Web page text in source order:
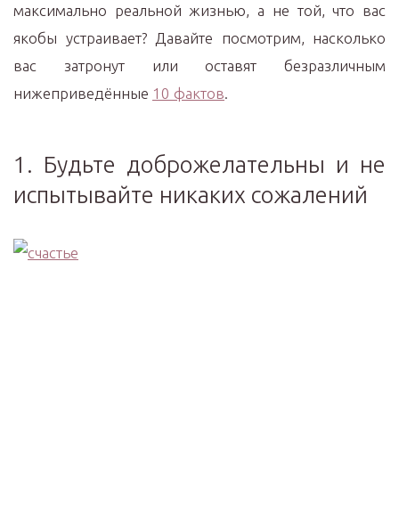
максимально реальной жизнью, а не той, что вас
якобы устраивает? Давайте посмотрим, насколько
вас затронут или оставят безразличным
нижеприведённые 10 фактов.
1. Будьте доброжелательны и не
испытывайте никаких сожалений